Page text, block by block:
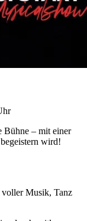
Bühne – mit einer
wird!
voller Musik, Tanz